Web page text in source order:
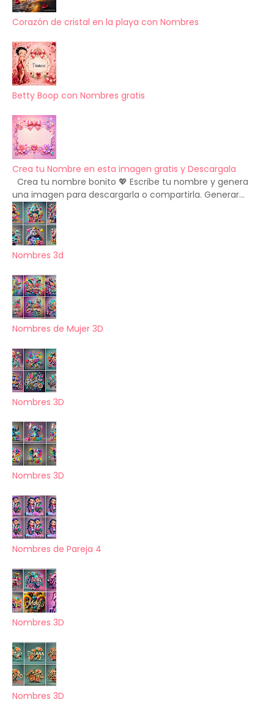
Corazón de cristal en la playa con Nombres
Betty Boop con Nombres gratis
Crea tu Nombre en esta imagen gratis y Descargala
Crea tu nombre bonito 💖 Escribe tu nombre y genera
una imagen para descargarla o compartirla. Generar...
Nombres 3d
Nombres de Mujer 3D
Nombres 3D
Nombres 3D
Nombres de Pareja 4
Nombres 3D
Nombres 3D